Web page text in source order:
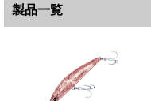
製品一覧